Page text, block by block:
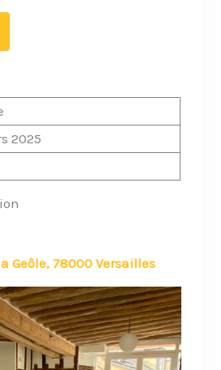
2025
Geôle, 78000 Versailles